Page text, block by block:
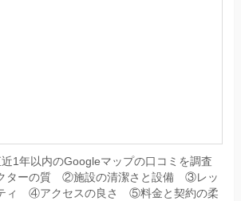
1年以内のGoogleマップの口コミを調査
ターの質 ②施設の清潔さと設備 ③レッ
ティ ④アクセスの良さ ⑤料金と契約の柔